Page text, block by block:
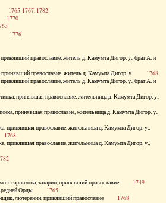
1765-1767, 1782
1770
1776
принявший православие, житель д. Камумта Дигор. у., брат А. и
принявший православие, житель д. Камумта Дигор. у. 1768
принявший православие, житель д. Камумта Дигор. у., брат А. и
принявшая православие, жительница д. Камумта Дигор. у.,
принявшая православие, жительница д. Камумта Дигор. у.,
принявшая православие, жительница д. Камумта Дигор. у.,
1768
принявшая православие, жительница д. Камумта Дигор. у.,
гарнизона, татарин, принявший православие 1749
Средней Орды 1765
лютеранин, принявший православие 1768